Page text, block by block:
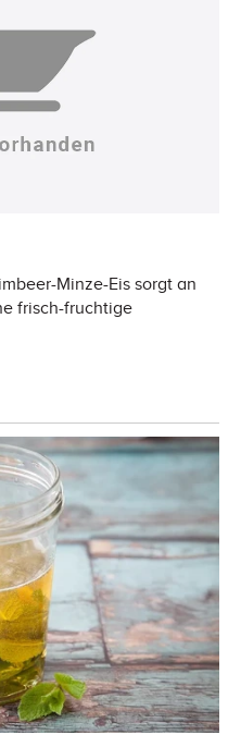
Minze-Eis sorgt an
frisch-fruchtige